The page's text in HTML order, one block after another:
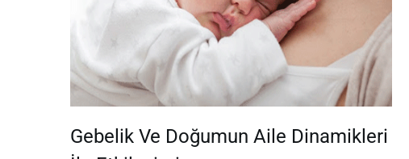
Gebelik Ve Doğumun Aile Dinamikleri